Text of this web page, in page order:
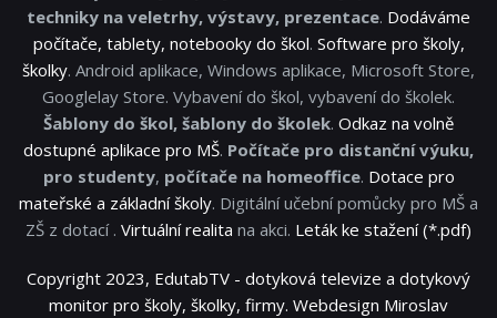
techniky na veletrhy, výstavy, prezentace. Dodáváme
počítače, tablety, notebooky do škol. Software pro školy,
školky. Android aplikace, Windows aplikace, Microsoft Store,
Googlelay Store. Vybavení do škol, vybavení do školek.
Šablony do škol, šablony do školek. Odkaz na volně
dostupné aplikace pro MŠ. Počítače pro distanční výuku,
pro studenty, počítače na homeoffice. Dotace pro
mateřské a základní školy. Digitální učební pomůcky pro MŠ a
ZŠ z dotací . Virtuální realita na akci. Leták ke stažení (*.pdf)
Copyright 2023, EdutabTV - dotyková televize a dotykový
monitor pro školy, školky, firmy. Webdesign Miroslav